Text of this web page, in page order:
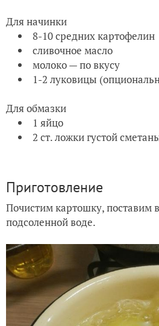
Для начинки
8-10 средних картофелин
сливочное масло
молоко — по вкусу
1-2 луковицы
Для обмазки
1 яйцо
2 ст. ложки густой
Приготовление
Почистим картошку, поставим
подсоленной воде.